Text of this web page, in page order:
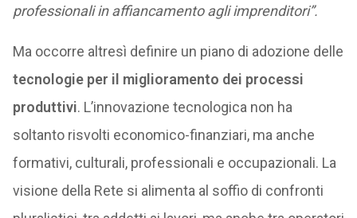
professionali in affiancamento agli imprenditori”.
Ma occorre altresì definire un piano di adozione delle
tecnologie per il miglioramento dei processi
produttivi. L’innovazione tecnologica non ha
soltanto risvolti economico-finanziari, ma anche
formativi, culturali, professionali e occupazionali. La
visione della Rete si alimenta al soffio di confronti